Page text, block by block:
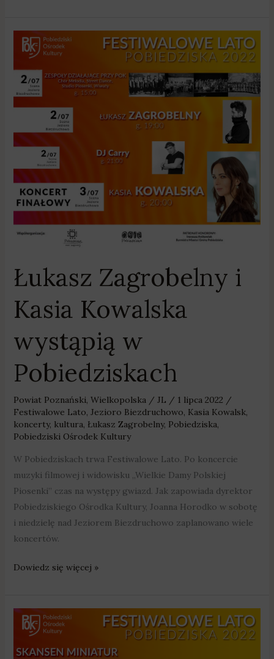
Łukasz Zagrobelny i
Kasia Kowalska
wystąpią w
Pobiedziskach
Powiat Poznański, Wielkopolska/ JL / 1 lipca 2022 /
Festiwalowe Lato, Jezioro Biezdruchowo, Kasia Kowalsk,
koncerty, kultura, Łukasz Zagrobelny, Pobiedziska,
Pobiedziski Ośrodek Kultury
W Pobiedziskach trwa Festiwalowe Lato. Po koncercie
muzyki filmowej i widowisku „Wielkie Damy Polskiej
Piosenki” czas na występy gwiazd. Jak zapowiada dyrektor
Pobiedziskiego Ośrodka Kultury, Joanna Horodko w sobotę
i niedzielę nad Jeziorem Biezdruchowo zaplanowano wiele
koncertów.
Łukasz
Zagrobelny
i
Kasia
w
Pobiedziskach
Dowiedz się więcej »
Muzyka
filmowa,
Łukasz